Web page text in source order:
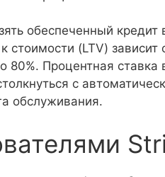
обеспеченный кредит
(LTV) зависит
Процентная ставка
с
обслуживания.